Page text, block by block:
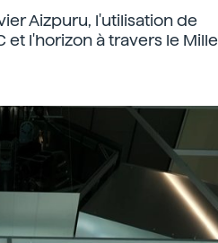
Aizpuru, l'utilisation de
et l'horizon à travers le Mille